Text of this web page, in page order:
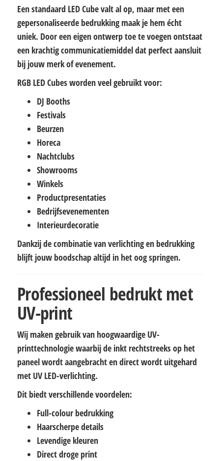
Een standaard LED Cube valt al op, maar met een
gepersonaliseerde bedrukking maak je hem écht
uniek. Door een eigen ontwerp toe te voegen ontstaat
een krachtig communicatiemiddel dat perfect aansluit
bij jouw merk of evenement.
RGB LED Cubes worden veel gebruikt voor:
DJ Booths
Festivals
Beurzen
Horeca
Nachtclubs
Showrooms
Winkels
Productpresentaties
Bedrijfsevenementen
Interieurdecoratie
Dankzij de combinatie van verlichting en bedrukking
blijft jouw boodschap altijd in het oog springen.
Professioneel bedrukt met
UV-print
Wij maken gebruik van hoogwaardige UV-
printtechnologie waarbij de inkt rechtstreeks op het
paneel wordt aangebracht en direct wordt uitgehard
met UV LED-verlichting.
Dit biedt verschillende voordelen:
Full-colour bedrukking
Haarscherpe details
Levendige kleuren
Direct droge print